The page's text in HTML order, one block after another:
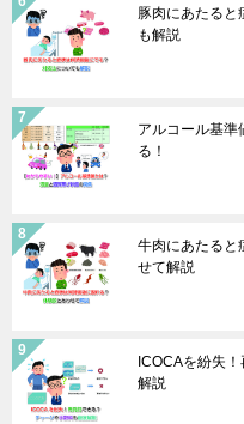
豚肉にあたると
も解説
アルコール基準
る！
牛肉にあたると
せて解説
ICOCAを紛失
解説